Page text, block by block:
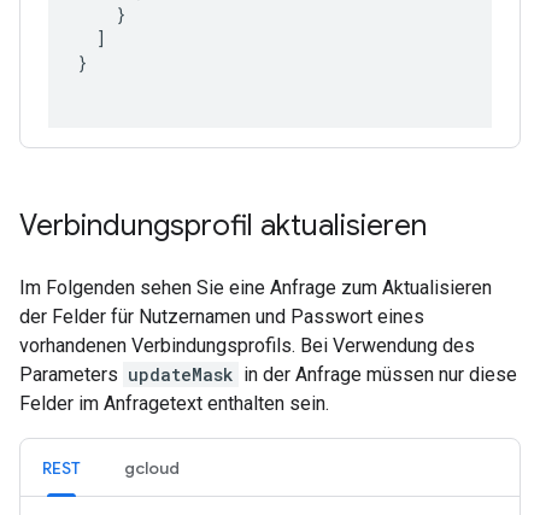
    }
  ]
}
Verbindungsprofil aktualisieren
Im Folgenden sehen Sie eine Anfrage zum Aktualisieren
der Felder für Nutzernamen und Passwort eines
vorhandenen Verbindungsprofils. Bei Verwendung des
Parameters updateMask in der Anfrage müssen nur diese
Felder im Anfragetext enthalten sein.
REST gcloud